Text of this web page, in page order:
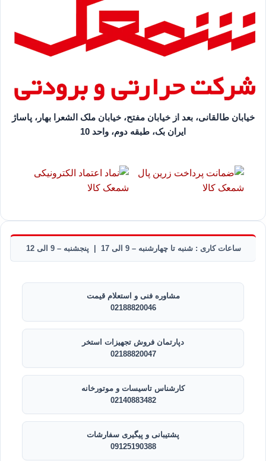
خیابان طالقانی، بعد از خیابان مفتح، خیابان ملک الشعرا بهار، پاساژ
ایران بک، طبقه دوم، واحد 10
ساعات کاری : شنبه تا چهارشنبه – 9 الی 17 | پنجشنبه – 9 الی 12
مشاوره فنی و استعلام قیمت
02188820046
دپارتمان فروش تجهیزات استخر
02188820047
کارشناس تاسیسات و موتورخانه
02140883482
پشتیبانی و پیگیری سفارشات
09125190388